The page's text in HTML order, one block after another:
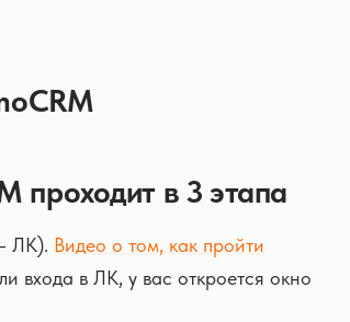
проходит в 3 этапа
ЛК). Видео о том, как пройти
входа в ЛК, у вас откроется окно